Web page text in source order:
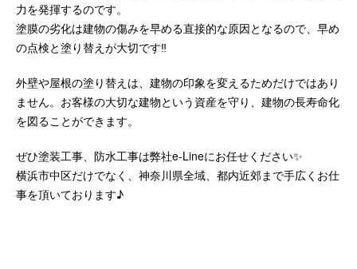
力を発揮するのです。
塗膜の劣化は建物の傷みを早める直接的な原因となるので、早め
の点検と塗り替えが大切です‼️
外壁や屋根の塗り替えは、建物の印象を変えるためだけではあり
ません。お客様の大切な建物という資産を守り、建物の長寿命化
を図ることができます。
ぜひ塗装工事、防水工事は弊社e-Lineにお任せください✨
横浜市中区だけでなく、神奈川県全域、都内近郊まで手広くお仕
事を頂いております♪